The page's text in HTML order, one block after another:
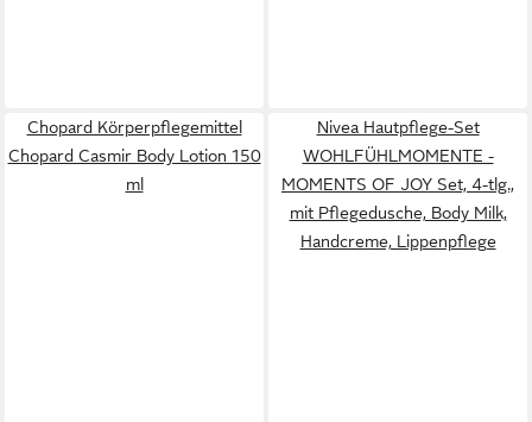
Chopard Körperpflegemittel
Chopard Casmir Body Lotion 150
ml
Nivea Hautpflege-Set
WOHLFÜHLMOMENTE -
MOMENTS OF JOY Set, 4-tlg.,
mit Pflegedusche, Body Milk,
Handcreme, Lippenpflege